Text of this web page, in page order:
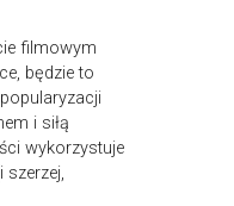
filmowym
będzie to
i siłą
wykorzystuje